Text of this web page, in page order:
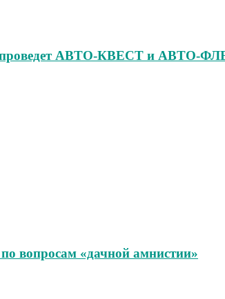
проведет АВТО‑КВЕСТ и
вопросам «дачной амнистии»